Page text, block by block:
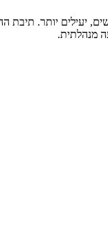
יעילים יותר.